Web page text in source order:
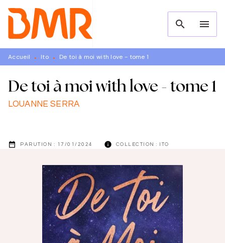
MENU RECHERCHE
PIED DE PAGE
search menu
Accueil • Ito • De toi à moi with love - tome 1
De toi à moi with love - tome 1
LOUANNE SERRA
date_range PARUTION : 17/01/2024 info COLLECTION : ITO